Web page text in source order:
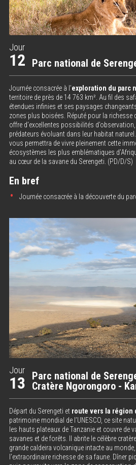
Jour
12 Parc national de
Journée consacrée à l’exploration du parc
territoire de près de 14 763 km². Au fil des
étendues infinies et ses paysages
zones plus boisées. Réputé pour la richesse
offre d’excellentes possibilités
prédateurs évoluant dans leur habitat
vous permettra de vivre pleinement cette
écosystèmes les plus emblématiques
au cœur de la savane du Serengeti. (PD/D/S)
En bref
Journée consacrée à la découverte du
Jour
13
Parc national de
Cratère Ngorongoro -
Départ du Serengeti et route vers la région
patrimoine mondial de l’UNESCO, ce site
les hauts plateaux de Tanzanie et couvre de
savanes et de forêts. Il abrite le célèbre
grande caldeira volcanique intacte au
l’extraordinaire richesse de sa faune. Dîner